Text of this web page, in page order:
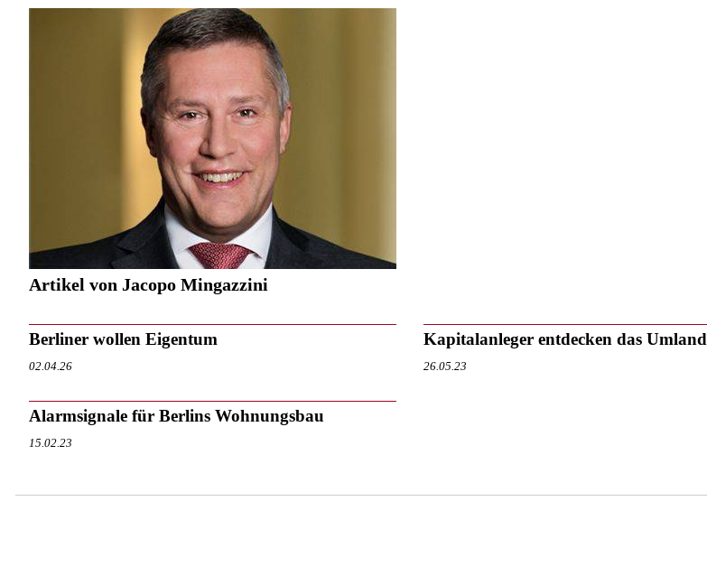
Artikel von Jacopo Mingazzini
Berliner wollen Eigentum
02.04.26
Kapitalanleger entdecken das Umland
26.05.23
Alarmsignale für Berlins Wohnungsbau
15.02.23